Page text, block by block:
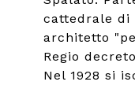
cattedrale di
architetto
Regio
Nel 1928 si